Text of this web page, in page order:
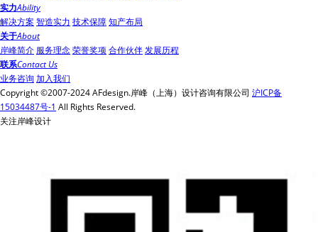
实力Ability
解决方案 智造实力 技术保障知产布局
关于About
岸峰简介 服务理念荣誉奖项合作伙伴发展历程
联系Contact Us
业务咨询 加入我们
Copyright ©2007-2024 AFdesign.岸峰（上海）设计咨询有限公司 沪ICP备
15034487号-1 All Rights Reserved.
关注岸峰设计